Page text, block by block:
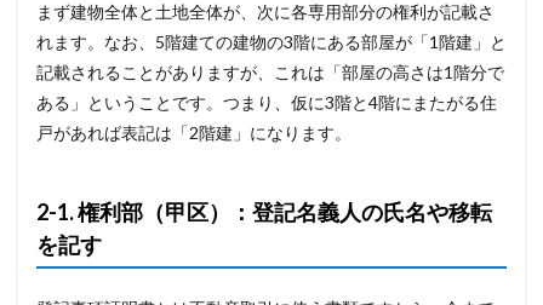
まず建物全体と土地全体が、次に各専用部分の権利が記載さ
れます。なお、5階建ての建物の3階にある部屋が「1階建」と
記載されることがありますが、これは「部屋の高さは1階分で
ある」ということです。つまり、仮に3階と4階にまたがる住
戸があれば表記は「2階建」になります。
2-1. 権利部（甲区）：登記名義人の氏名や移転
を記す